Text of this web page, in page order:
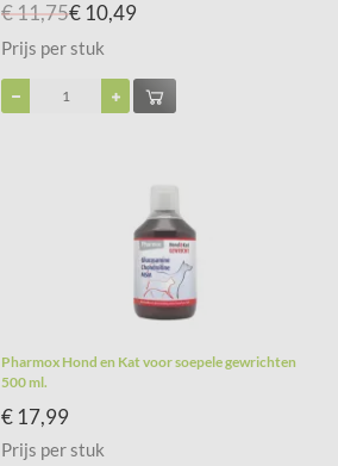
€ 11,75€ 10,49
Prijs per stuk
Pharmox Hond en Kat voor soepele gewrichten
500 ml.
€ 17,99
Prijs per stuk